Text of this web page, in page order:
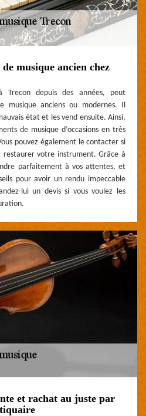
musique ancien chez
Trecon depuis des années, peut
musique anciens ou modernes. Il
état et les vend ensuite. Ainsi,
de musique d’occasions en très
pouvez également le contacter si
restaurer votre instrument. Grâce à
parfaitement à vos attentes, et
pour avoir un rendu impeccable
lui un devis si vous voulez les
et rachat au juste par